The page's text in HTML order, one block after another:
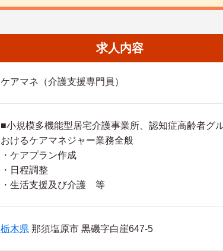
求人内容
ケアマネ（介護支援専門員）
■小規模多機能型居宅介護事業所、認知症高齢者グ
おけるケアマネジャー業務全般
・ケアプラン作成
・日程調整
・生活支援及び介護 等
栃木県 那須塩原市 黒磯字白崖647-5